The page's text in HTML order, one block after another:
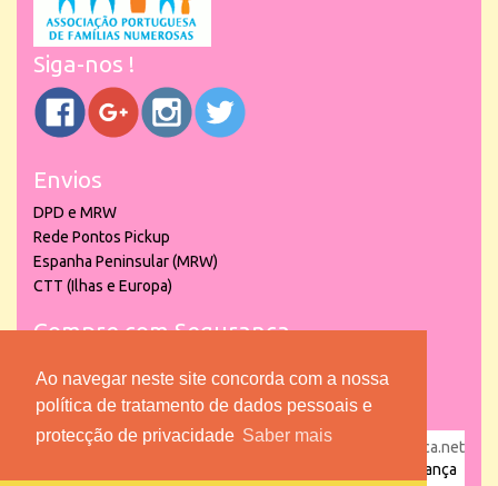
Ao navegar neste site concorda com a nossa
política de tratamento de dados pessoais e
protecção de privacidade Saber mais
Siga-nos !
Envios
DPD e MRW
Rede Pontos Pickup
Espanha Peninsular (MRW)
CTT (Ilhas e Europa)
Compre com Segurança
powered by puber!a | © 2026 Copyright www.lojadacrianca.net
Loja da Criança